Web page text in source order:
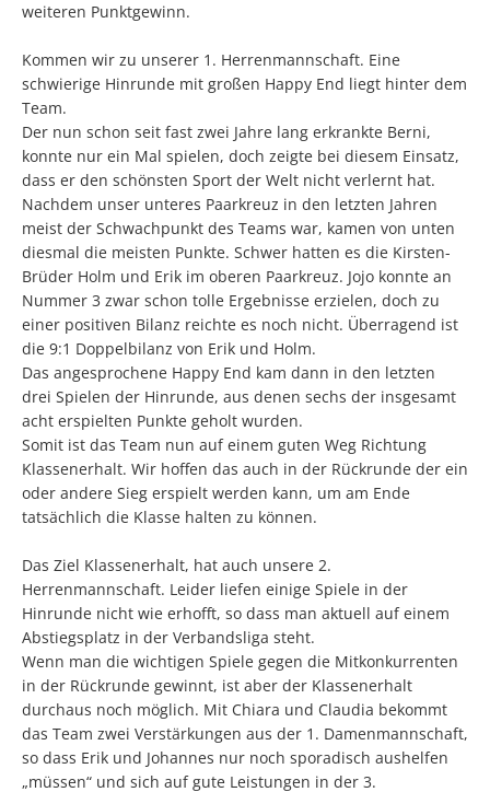
weiteren Punktgewinn.
Kommen wir zu unserer 1. Herrenmannschaft. Eine
schwierige Hinrunde mit großen Happy End liegt hinter dem
Team.
Der nun schon seit fast zwei Jahre lang erkrankte Berni,
konnte nur ein Mal spielen, doch zeigte bei diesem Einsatz,
dass er den schönsten Sport der Welt nicht verlernt hat.
Nachdem unser unteres Paarkreuz in den letzten Jahren
meist der Schwachpunkt des Teams war, kamen von unten
diesmal die meisten Punkte. Schwer hatten es die Kirsten-
Brüder Holm und Erik im oberen Paarkreuz. Jojo konnte an
Nummer 3 zwar schon tolle Ergebnisse erzielen, doch zu
einer positiven Bilanz reichte es noch nicht. Überragend ist
die 9:1 Doppelbilanz von Erik und Holm.
Das angesprochene Happy End kam dann in den letzten
drei Spielen der Hinrunde, aus denen sechs der insgesamt
acht erspielten Punkte geholt wurden.
Somit ist das Team nun auf einem guten Weg Richtung
Klassenerhalt. Wir hoffen das auch in der Rückrunde der ein
oder andere Sieg erspielt werden kann, um am Ende
tatsächlich die Klasse halten zu können.
Das Ziel Klassenerhalt, hat auch unsere 2.
Herrenmannschaft. Leider liefen einige Spiele in der
Hinrunde nicht wie erhofft, so dass man aktuell auf einem
Abstiegsplatz in der Verbandsliga steht.
Wenn man die wichtigen Spiele gegen die Mitkonkurrenten
in der Rückrunde gewinnt, ist aber der Klassenerhalt
durchaus noch möglich. Mit Chiara und Claudia bekommt
das Team zwei Verstärkungen aus der 1. Damenmannschaft,
so dass Erik und Johannes nur noch sporadisch aushelfen
„müssen“ und sich auf gute Leistungen in der 3.